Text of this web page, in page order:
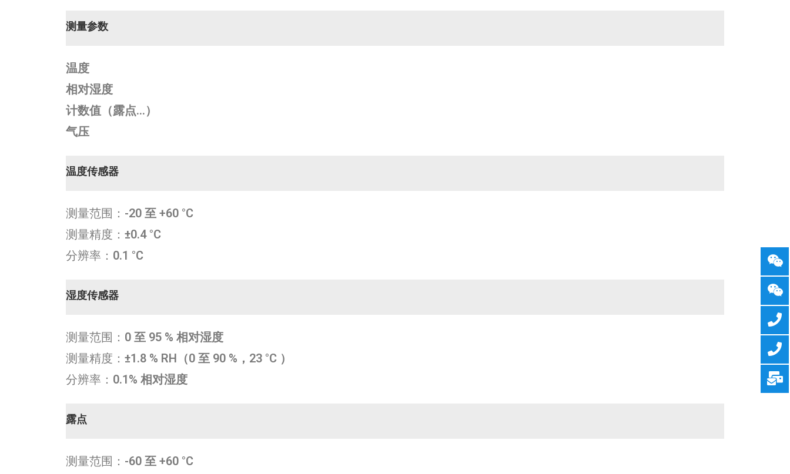
测量参数
温度
相对湿度
计数值（露点…）
气压
温度传感器
测量范围： -20 至 +60 °C
测量精度： ±0.4 °C
分辨率： 0.1 °C
湿度传感器
测量范围： 0 至 95 % 相对湿度
测量精度： ±1.8 % RH（0 至 90 %，23 °C ）
分辨率： 0.1% 相对湿度
露点
测量范围： -60 至 +60 °C